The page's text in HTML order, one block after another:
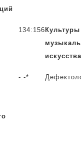
134:156
искусства
-:-*